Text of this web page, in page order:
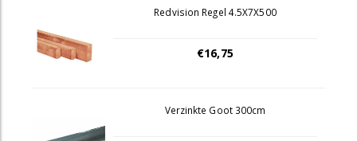
Redvision Regel 4.5X7X500
€16,75
Verzinkte Goot 300cm